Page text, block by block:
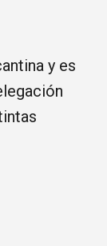
y es